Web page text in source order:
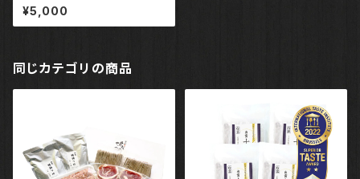
¥5,000
同じカテゴリの商品